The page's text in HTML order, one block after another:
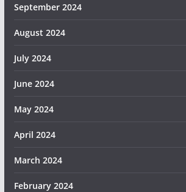
September 2024
August 2024
July 2024
June 2024
May 2024
April 2024
March 2024
February 2024